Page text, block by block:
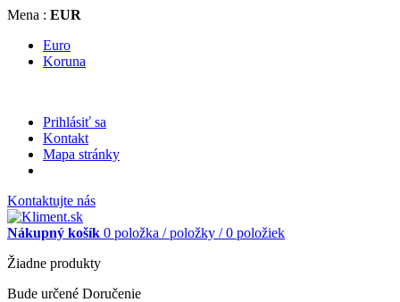
Mena : EUR
Euro
Koruna
Prihlásiť sa
Kontakt
Mapa stránky
Kontaktujte nás
Nákupný košík 0 položka / položky / 0 položiek
Žiadne produkty
Bude určené Doručenie